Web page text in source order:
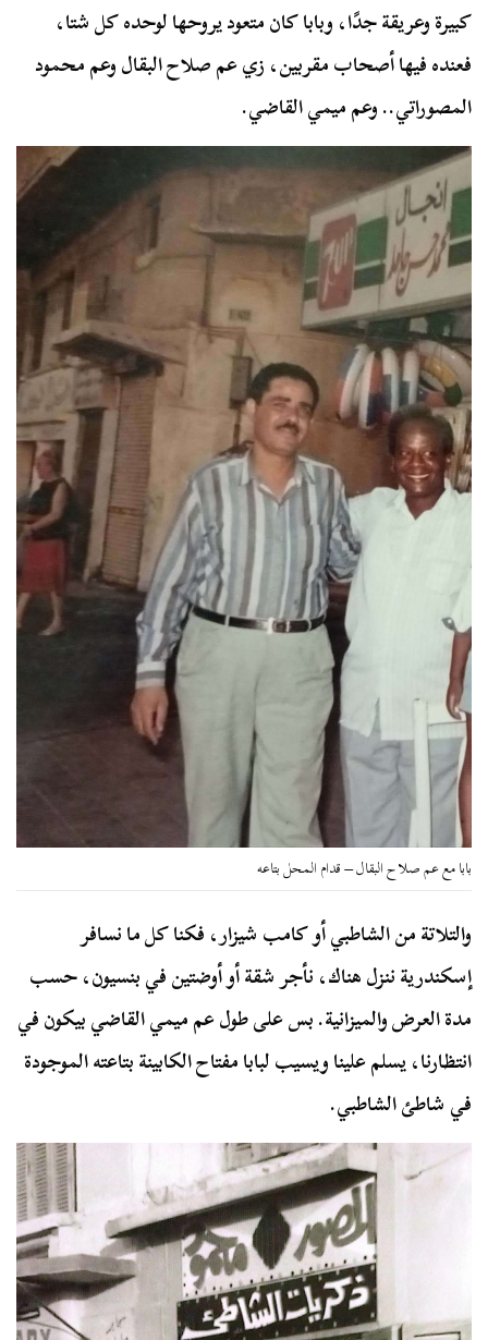
كبيرة وعريقة جدًا، وبابا كان متعود يروحها لوحده كل شتا،
فعنده فيها أصحاب مقربين، زي عم صلاح البقال وعم محمود
المصوراتي.. وعم ميمي القاضي.
بابا مع عم صلاح البقال – قدام المحل بتاعه
والتلاتة من الشاطبي أو كامب شيزار، فكنا كل ما نسافر
إسكندرية ننزل هناك، نأجر شقة أو أوضتين في بنسيون، حسب
مدة العرض والميزانية. بس على طول عم ميمي القاضي بيكون في
انتظارنا، يسلم علينا ويسيب لبابا مفتاح الكابينة بتاعته الموجودة
في شاطئ الشاطبي.